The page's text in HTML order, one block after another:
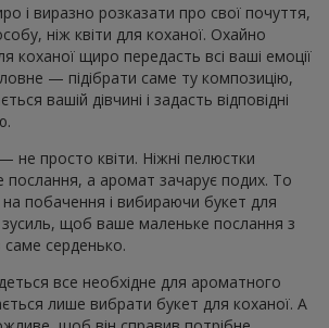
і виразно розказати про свої почуття,
ніж квіти для коханої. Охайно
коханої щиро передасть всі ваші емоції
— підібрати саме ту композицію,
вашій дівчині і задасть відповідні
не просто квіти. Ніжні пелюстки
послання, а аромат зачарує подих. То
побачення і вибираючи букет для
зусиль, щоб ваше маленьке послання з
серденько.
все необхідне для ароматного
лише вибрати букет для коханої. А